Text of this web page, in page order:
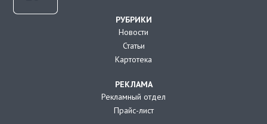
РУБРИКИ
Новости
Статьи
Картотека
РЕКЛАМА
Рекламный отдел
Прайс-лист